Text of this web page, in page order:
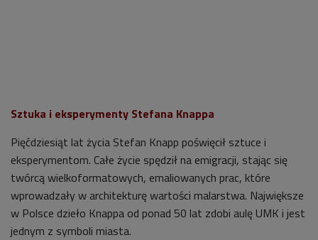
Sztuka i eksperymenty Stefana Knappa
Pięćdziesiąt lat życia Stefan Knapp poświęcił sztuce i
eksperymentom. Całe życie spędził na emigracji, stając się
twórcą wielkoformatowych, emaliowanych prac, które
wprowadzały w architekturę wartości malarstwa. Największe
w Polsce dzieło Knappa od ponad 50 lat zdobi aulę UMK i jest
jednym z symboli miasta.